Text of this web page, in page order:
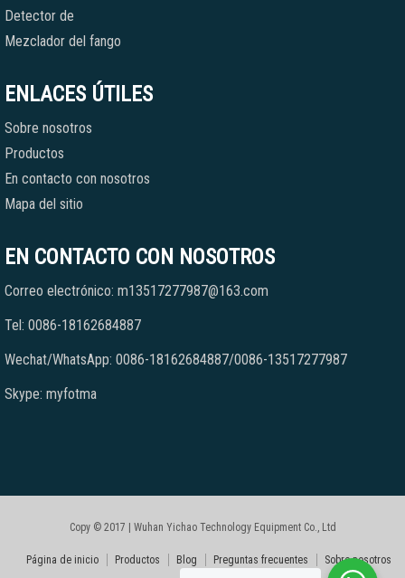
Detector de
Mezclador del fango
ENLACES ÚTILES
Sobre nosotros
Productos
En contacto con nosotros
Mapa del sitio
EN CONTACTO CON NOSOTROS
Correo electrónico: m13517277987@163.com
Tel: 0086-18162684887
Wechat/WhatsApp: 0086-18162684887/0086-13517277987
Skype: myfotma
Copy © 2017 | Wuhan Yichao Technology Equipment Co., Ltd
Página de inicio Productos Blog Preguntas frecuentes
Sobre nosotros